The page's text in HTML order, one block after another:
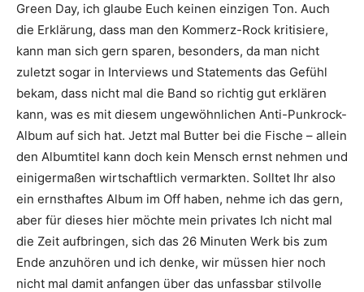
Green Day, ich glaube Euch keinen einzigen Ton. Auch
die Erklärung, dass man den Kommerz-Rock kritisiere,
kann man sich gern sparen, besonders, da man nicht
zuletzt sogar in Interviews und Statements das Gefühl
bekam, dass nicht mal die Band so richtig gut erklären
kann, was es mit diesem ungewöhnlichen Anti-Punkrock-
Album auf sich hat. Jetzt mal Butter bei die Fische – allein
den Albumtitel kann doch kein Mensch ernst nehmen und
einigermaßen wirtschaftlich vermarkten. Solltet Ihr also
ein ernsthaftes Album im Off haben, nehme ich das gern,
aber für dieses hier möchte mein privates Ich nicht mal
die Zeit aufbringen, sich das 26 Minuten Werk bis zum
Ende anzuhören und ich denke, wir müssen hier noch
nicht mal damit anfangen über das unfassbar stilvolle